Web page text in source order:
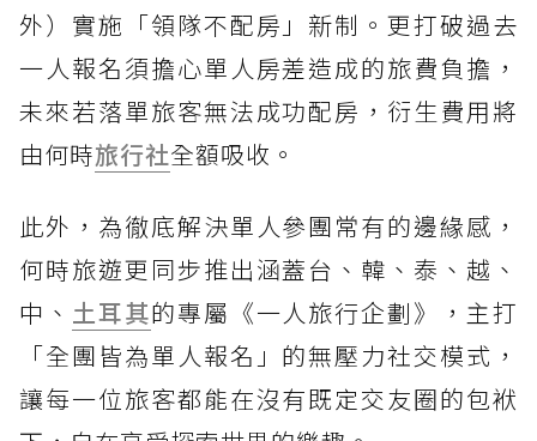
外）實施「領隊不配房」新制。更打破過去
一人報名須擔心單人房差造成的旅費負擔，
未來若落單旅客無法成功配房，衍生費用將
由何時旅行社全額吸收。
此外，為徹底解決單人參團常有的邊緣感，
何時旅遊更同步推出涵蓋台、韓、泰、越、
中、 土耳其的專屬《一人旅行企劃》，主打
「全團皆為單人報名」的無壓力社交模式，
讓每一位旅客都能在沒有既定交友圈的包袱